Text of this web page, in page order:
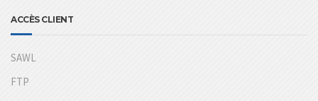
ACCÈS CLIENT
SAWL
FTP